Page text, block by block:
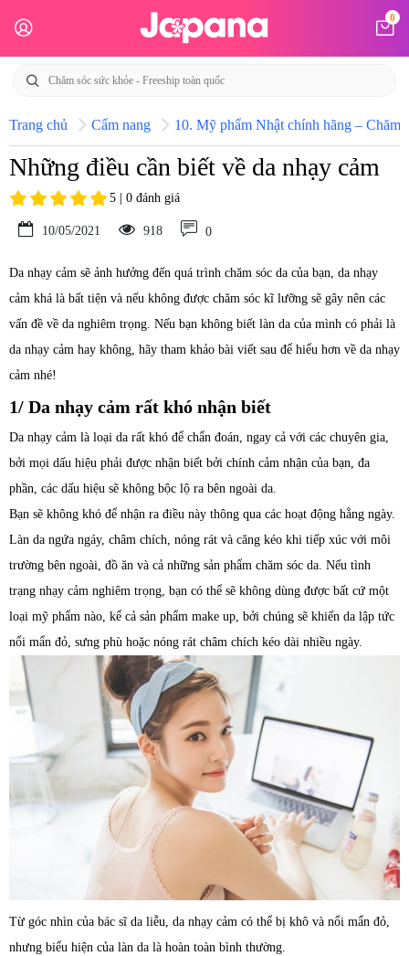
0
Trang chủ Cẩm nang 10. Mỹ phẩm Nhật chính hãng – Chăm
Những điều cần biết về da nhạy cảm
5 | 0 đánh giá
10/05/2021 918 0
Da nhạy cảm sẽ ảnh hưởng đến quá trình chăm sóc da của bạn, da nhạy
cảm khá là bất tiện và nếu không được chăm sóc kĩ lưỡng sẽ gây nên các
vấn đề về da nghiêm trọng. Nếu bạn không biết làn da của mình có phải là
da nhạy cảm hay không, hãy tham khảo bài viết sau để hiểu hơn về da nhạy
cảm nhé!
1/ Da nhạy cảm rất khó nhận biết
Da nhạy cảm là loại da rất khó để chẩn đoán, ngay cả với các chuyên gia,
bởi mọi dấu hiệu phải được nhận biết bởi chính cảm nhận của bạn, đa
phần, các dấu hiệu sẽ không bộc lộ ra bên ngoài da.
Bạn sẽ không khó để nhận ra điều này thông qua các hoạt động hằng ngày.
Làn da ngứa ngáy, châm chích, nóng rát và căng kéo khi tiếp xúc với môi
trường bên ngoài, đồ ăn và cả những sản phẩm chăm sóc da. Nếu tình
trạng nhạy cảm nghiêm trọng, bạn có thể sẽ không dùng được bất cứ một
loại mỹ phẩm nào, kể cả sản phẩm make up, bởi chúng sẽ khiến da lập tức
nổi mẩn đỏ, sưng phù hoặc nóng rát châm chích kéo dài nhiều ngày.
Từ góc nhìn của bác sĩ da liễu, da nhạy cảm có thể bị khô và nổi mẩn đỏ,
nhưng biểu hiện của làn da là hoàn toàn bình thường.